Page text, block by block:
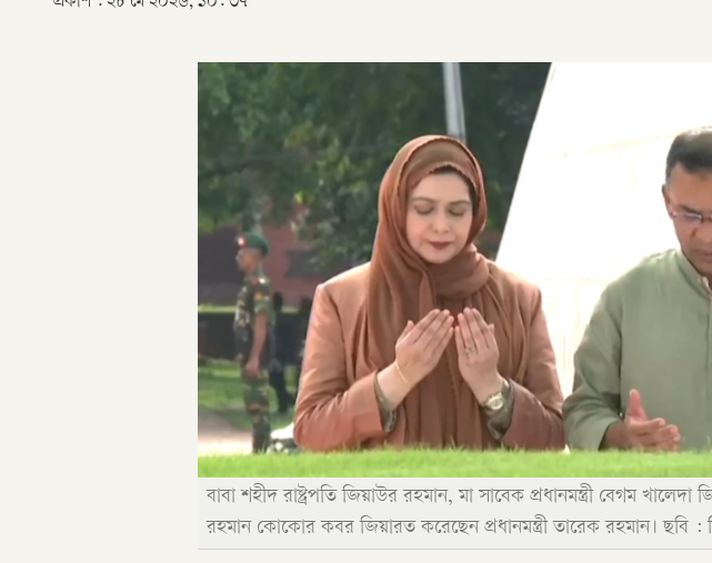
বাবা শহীদ রাষ্ট্রপতি জিয়াউর রহমান, মা সাবেক প্রধানমন্ত্রী বেগম
রহমান কোকোর কবর জিয়ারত করেছেন প্রধানমন্ত্রী তারেক রহমান। ছবি